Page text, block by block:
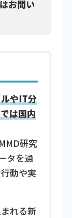
お問い
やIT分
は国内
研究
タを通
動や実
れる新